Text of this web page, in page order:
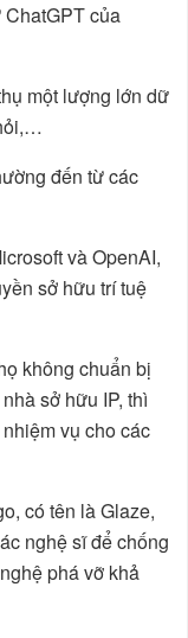
của
một lượng lớn dữ
đến từ các
và OpenAI,
sở hữu trí tuệ
không chuẩn bị
sở hữu IP, thì
vụ cho các
có tên là Glaze,
nghệ sĩ để chống
phá vỡ khả